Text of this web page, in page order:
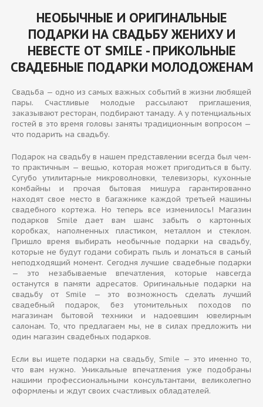
НЕОБЫЧНЫЕ И ОРИГИНАЛЬНЫЕ
ПОДАРКИ НА СВАДЬБУ ЖЕНИХУ И
НЕВЕСТЕ ОТ SMILE - ПРИКОЛЬНЫЕ
СВАДЕБНЫЕ ПОДАРКИ МОЛОДОЖЕНАМ
Свадьба — одно из самых важных событий в жизни любящей
пары. Счастливые молодые рассылают приглашения,
заказывают ресторан, подбирают тамаду. А у потенциальных
гостей в это время головы заняты традиционным вопросом —
что подарить на свадьбу.
Подарок на свадьбу в нашем представлении всегда был чем-
то практичным — вещью, которая может пригодиться в быту.
Сугубо утилитарные микроволновки, телевизоры, кухонные
комбайны и прочая бытовая мишура гарантированно
находят свое место в багажнике каждой третьей машины
свадебного кортежа. Но теперь все изменилось! Магазин
подарков Smile дает вам шанс забыть о картонных
коробках, наполненных пластиком, металлом и стеклом.
Пришло время выбирать необычные подарки на свадьбу,
которые не будут годами собирать пыль и ломаться в самый
неподходящий момент. Сегодня лучшие свадебные подарки
— это незабываемые впечатления, которые навсегда
останутся в памяти адресатов. Оригинальные подарки на
свадьбу от Smile — это возможность сделать лучший
свадебный подарок, без утомительных походов по
магазинам бытовой техники и надоевшим ювелирным
салонам. То, что предлагаем мы, не в силах предложить ни
один магазин свадебных подарков.
Если вы ищете подарки на свадьбу, Smile — это именно то,
что вам нужно. Уникальные впечатления уже подобраны
нашими профессиональными консультантами, великолепно
оформлены и ждут своих счастливых обладателей.